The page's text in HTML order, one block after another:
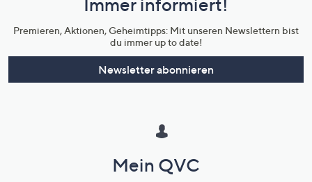
Unternehmensinformationen
Immer informiert!
Premieren, Aktionen, Geheimtipps: Mit unseren Newslettern bist
du immer up to date!
Newsletter abonnieren
Mein QVC